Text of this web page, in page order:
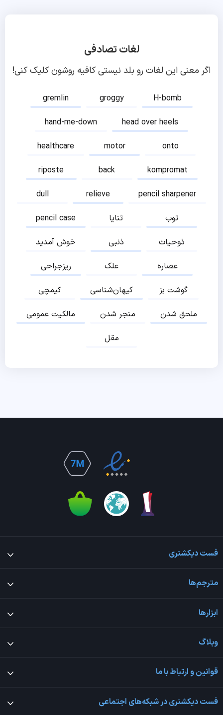
لغات تصادفی
اگر معنی این لغات رو بلد نیستی کافیه روشون کلیک کنی!
gremlin groggy
H-bomb
hand-me-down
head over heels
healthcare
motor
onto
riposte
back
kompromat
dull
relieve
pencil sharpener
pencil case
ثنایا
ثوب
خوش آمدید
ذنبی
ذوحیات
ریزجراحی
علک
عصاره
کیمچی
کیهان‌شناسی
گوشت بز
مالکیت عمومی
منجر شدن
ملحق شدن
مقل
فست دیکشنری
مترجم‌ها
ابزارها
وبلاگ
قوانین و ارتباط با ما
فست دیکشنری در شبکه‌های اجتماعی